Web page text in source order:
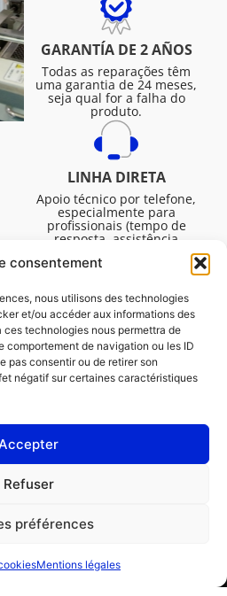
consentement
nous utilisons des technologies
et/ou accéder aux informations des
technologies nous permettra de
comportement de navigation ou les ID
pas consentir ou de retirer son
négatif sur certaines caractéristiques
Refuser
préférences
Mentions légales
CONSUMIDOR
Encontrar uma oficina
GARANTÍA DE 2 AÑOS
Todas as reparações têm
uma garantia de 24 meses,
seja qual for a falha do
produto.
LINHA DIRETA
Apoio técnico por telefone,
especialmente para
profissionais (tempo de
resposta, assistência
técnica, etc.). De segunda a
sexta-feira, das 08:30 às